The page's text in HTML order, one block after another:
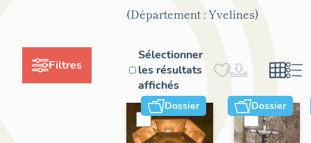
Filtres
(Département : Yvelines)
Sélectionner
les résultats
affichés
Dossier Dossier